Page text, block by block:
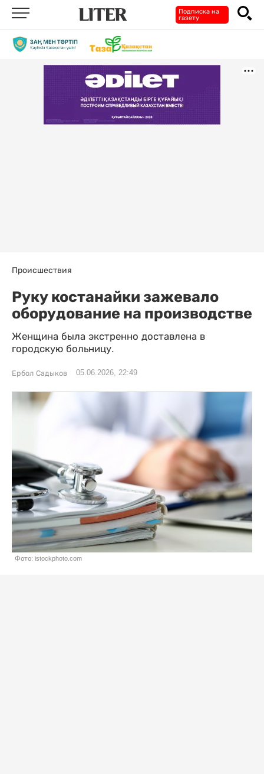
Подписка на
газету
Происшествия
Руку костанайки зажевало
оборудование на производстве
Женщина была экстренно доставлена в
городскую больницу.
Ербол Садыков 05.06.2026, 22:49
Фото: istockphoto.com